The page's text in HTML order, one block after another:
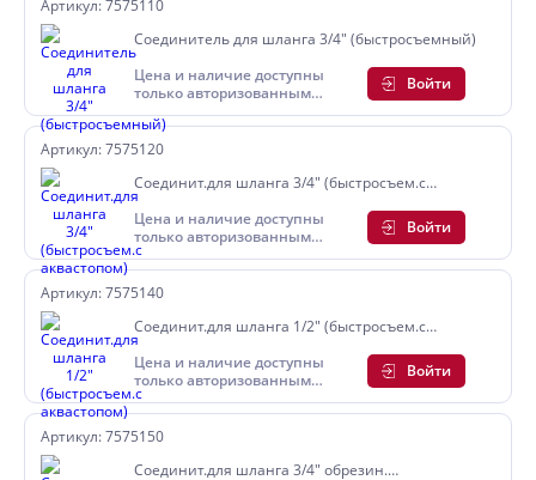
Артикул: 7575110
Соединитель для шланга 3/4" (быстросъемный)
Цена и наличие доступны
только авторизованным
пользователям
Войти
Артикул: 7575120
Соединит.для шланга 3/4" (быстросъем.с
аквастопом)
Цена и наличие доступны
только авторизованным
пользователям
Войти
Артикул: 7575140
Соединит.для шланга 1/2" (быстросъем.с
аквастопом)
Цена и наличие доступны
только авторизованным
пользователям
Войти
Артикул: 7575150
Соединит.для шланга 3/4" обрезин.